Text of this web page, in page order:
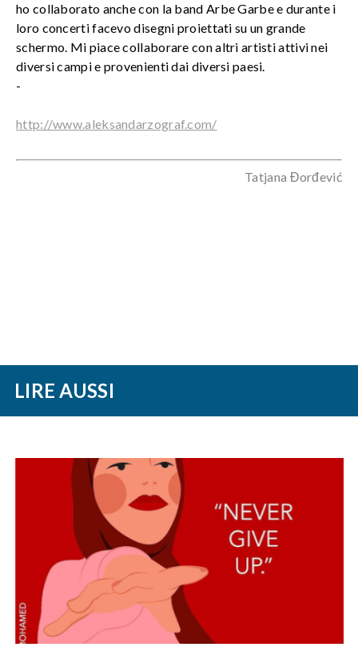
ho collaborato anche con la band Arbe Garbe e durante i
loro concerti facevo disegni proiettati su un grande
schermo. Mi piace collaborare con altri artisti attivi nei
diversi campi e provenienti dai diversi paesi.
-
http://www.aleksandarzograf.com/
Tatjana Đorđević
LIRE AUSSI